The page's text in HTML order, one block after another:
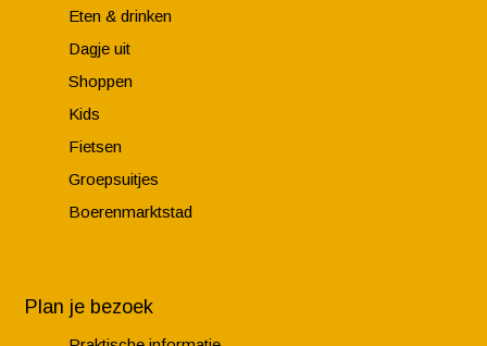
Eten & drinken
Dagje uit
Shoppen
Kids
Fietsen
Groepsuitjes
Boerenmarktstad
Plan je bezoek